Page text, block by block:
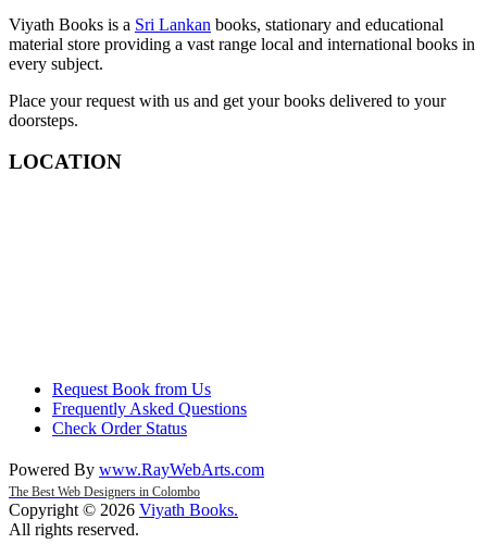
Viyath Books is a Sri Lankan books, stationary and educational
material store providing a vast range local and international books in
every subject.
Place your request with us and get your books delivered to your
doorsteps.
LOCATION
Request Book from Us
Frequently Asked Questions
Check Order Status
Powered By www.RayWebArts.com
The Best Web Designers in Colombo
Copyright © 2026 Viyath Books.
All rights reserved.